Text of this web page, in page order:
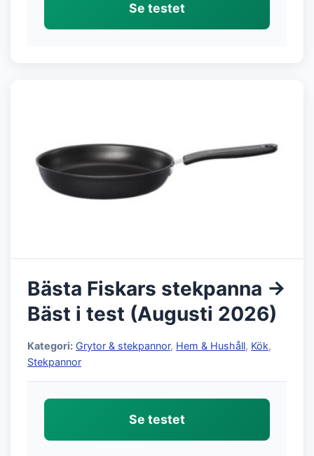
Se testet
Bästa Fiskars stekpanna →
Bäst i test (Augusti 2026)
Kategori: Grytor & stekpannor, Hem & Hushåll, Kök,
Stekpannor
Se testet